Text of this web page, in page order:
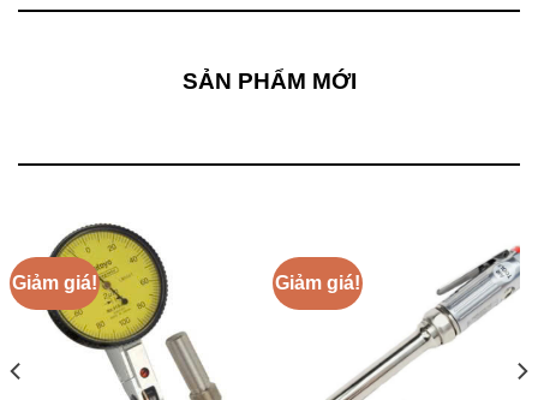
SẢN PHẨM MỚI
Giảm giá! Giảm giá!